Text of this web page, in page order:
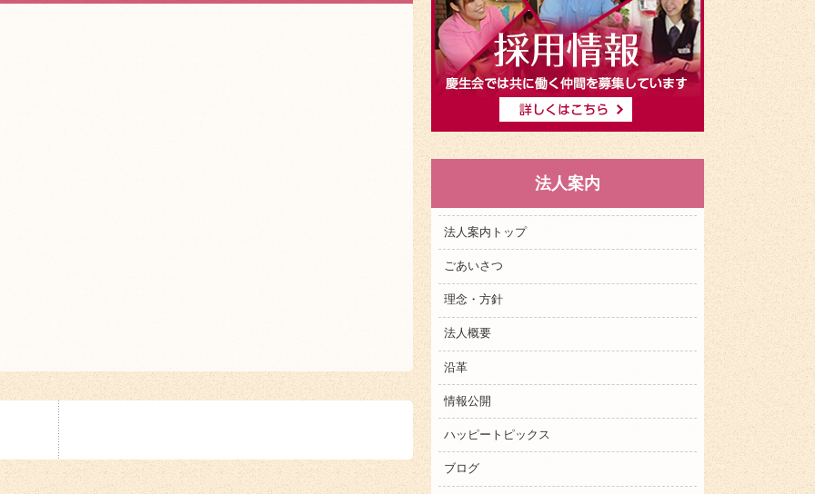
法人案内
法人案内トップ
ごあいさつ
理念・方針
法人概要
沿革
情報公開
ハッピートピックス
ブログ